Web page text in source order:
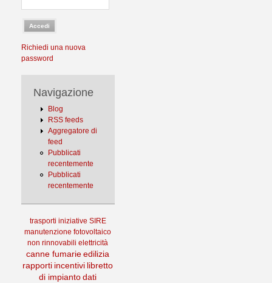
Richiedi una nuova
password
Navigazione
Blog
RSS feeds
Aggregatore di
feed
Pubblicati
recentemente
Pubblicati
recentemente
trasporti iniziative SIRE
manutenzione fotovoltaico
non rinnovabili elettricità
canne fumarie edilizia
rapporti incentivi libretto
di impianto dati